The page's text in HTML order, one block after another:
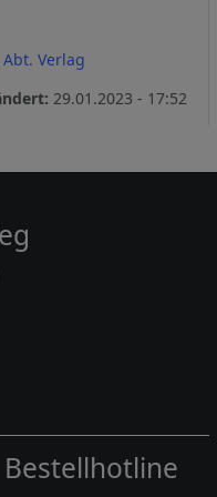
Abt. Verlag
29.01.2023 - 17:52